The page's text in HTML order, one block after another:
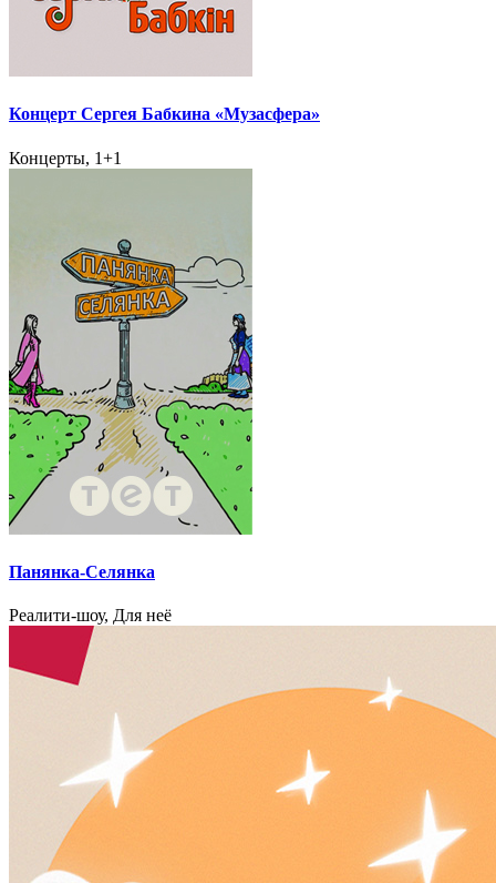
Концерт Сергея Бабкина «Музасфера»
Концерты, 1+1
Панянка-Селянка
Реалити-шоу, Для неё